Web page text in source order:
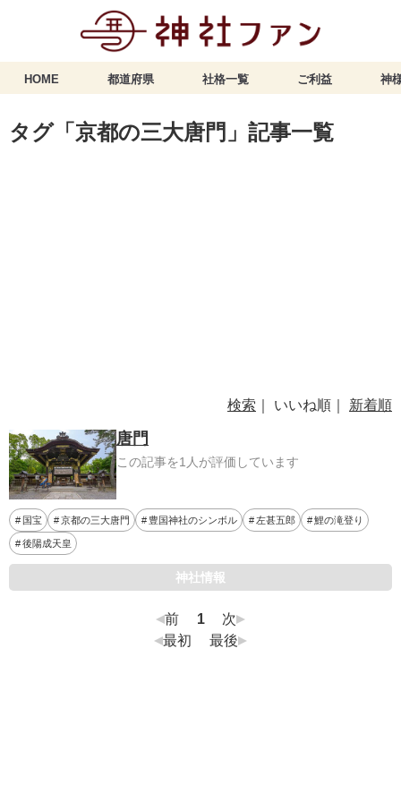
HOME 都道府県 社格一覧 ご利益 神
タグ「京都の三大唐門」記事一覧
検索 ｜ いいね順｜ 新着順
唐門
この記事を1人が評価しています
国宝 京都の三大唐門 豊国神社のシンボル 左甚五郎 鯉の滝登り
後陽成天皇
神社情報
前 1
次
最初
最後